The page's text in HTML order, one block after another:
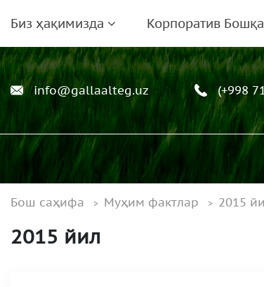
Биз ҳақимизда Корпоратив
info@gallaalteg.uz (+998
Бош саҳифа Муҳим фактлар 2015
2015 йил